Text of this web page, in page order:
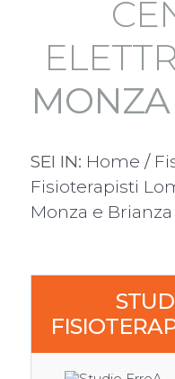
SEI IN: Home /
Fisioterapisti
Monza e Brianza